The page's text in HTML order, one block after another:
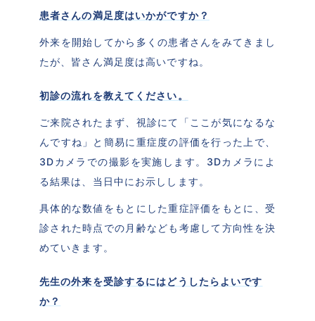
患者さんの満足度はいかがですか？
外来を開始してから多くの患者さんをみてきまし
たが、皆さん満足度は高いですね。
初診の流れを教えてください。
ご来院されたまず、視診にて「ここが気になるな
んですね」と簡易に重症度の評価を行った上で、
3Dカメラでの撮影を実施します。3Dカメラによ
る結果は、当日中にお示しします。
具体的な数値をもとにした重症評価をもとに、受
診された時点での月齢なども考慮して方向性を決
めていきます。
先生の外来を受診するにはどうしたらよいです
か？